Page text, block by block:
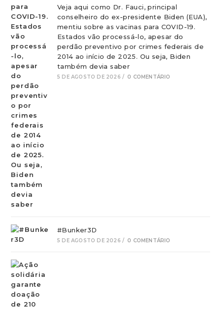
Veja aqui como Dr. Fauci, principal
conselheiro do ex-presidente Biden (EUA),
mentiu sobre as vacinas para COVID-19.
Estados vão processá-lo, apesar do
perdão preventivo por crimes federais de
2014 ao início de 2025. Ou seja, Biden
também devia saber
5 DE AGOSTO DE 2026 / 0 COMENTÁRIO
#Bunker3D
5 DE AGOSTO DE 2026 / 0 COMENTÁRIO